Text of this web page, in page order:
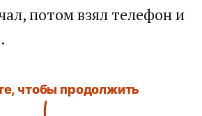
потом взял телефон и
чтобы продолжить